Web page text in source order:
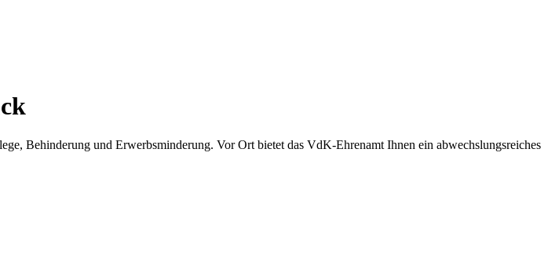
Behinderung und Erwerbsminderung. Vor Ort bietet das VdK-Ehrenamt Ihnen ein abwechslungsreiches